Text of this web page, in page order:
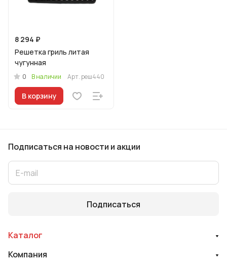
8 294 ₽
Решетка гриль литая
чугунная
0 В наличии Арт. реш440
В корзину
Подписаться на новости и акции
Подписаться
Каталог
Компания